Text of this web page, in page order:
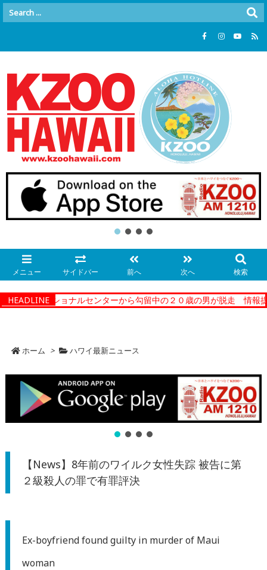
メニュー サイドバー 前へ 次へ 検索
HEADLINE
ーコレクショナルセンターから勾留中の２０歳の男が脱走 情報提供
ホーム > ハワイ最新ニュース
【News】8年前のワイルク女性失踪 被告に第
２級殺人の罪で有罪評決
Ex-boyfriend found guilty in murder of Maui
woman